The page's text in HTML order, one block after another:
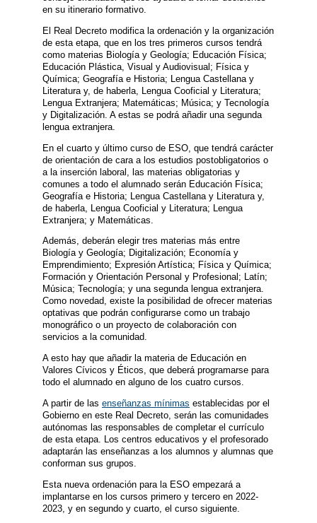
en su itinerario formativo.
El Real Decreto modifica la ordenación y la organización
de esta etapa, que en los tres primeros cursos tendrá
como materias Biología y Geología; Educación Física;
Educación Plástica, Visual y Audiovisual; Física y
Química; Geografía e Historia; Lengua Castellana y
Literatura y, de haberla, Lengua Cooficial y Literatura;
Lengua Extranjera; Matemáticas; Música; y Tecnología
y Digitalización. A estas se podrá añadir una segunda
lengua extranjera.
En el cuarto y último curso de ESO, que tendrá carácter
de orientación de cara a los estudios postobligatorios o
a la inserción laboral, las materias obligatorias y
comunes a todo el alumnado serán Educación Física;
Geografía e Historia; Lengua Castellana y Literatura y,
de haberla, Lengua Cooficial y Literatura; Lengua
Extranjera; y Matemáticas.
Además, deberán elegir tres materias más entre
Biología y Geología; Digitalización; Economía y
Emprendimiento; Expresión Artística; Física y Química;
Formación y Orientación Personal y Profesional; Latín;
Música; Tecnología; y una segunda lengua extranjera.
Como novedad, existe la posibilidad de ofrecer materias
optativas que podrán configurarse como un trabajo
monográfico o un proyecto de colaboración con
servicios a la comunidad.
A esto hay que añadir la materia de Educación en
Valores Cívicos y Éticos, que deberá programarse para
todo el alumnado en alguno de los cuatro cursos.
A partir de las enseñanzas mínimas establecidas por el
Gobierno en este Real Decreto, serán las comunidades
autónomas las responsables de completar el currículo
de esta etapa. Los centros educativos y el profesorado
adaptarán las enseñanzas a los alumnos y alumnas que
conforman sus grupos.
Esta nueva ordenación para la ESO empezará a
implantarse en los cursos primero y tercero en 2022-
2023, y en segundo y cuarto, el curso siguiente.